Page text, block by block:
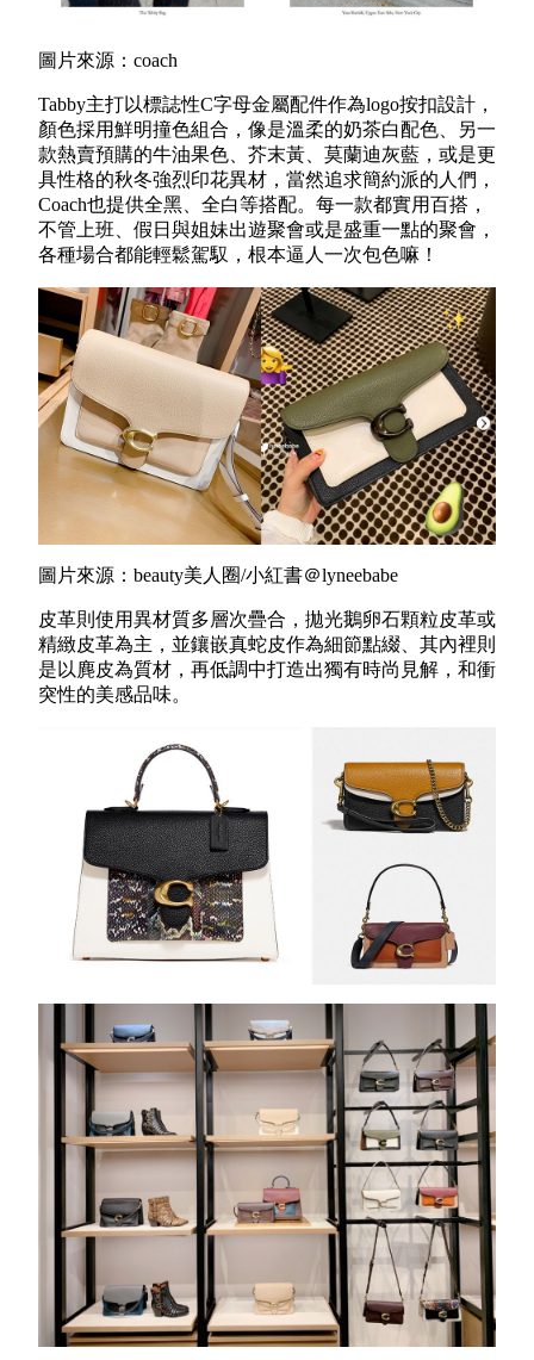
圖片來源：coach
Tabby主打以標誌性C字母金屬配件作為logo按扣設計，
顏色採用鮮明撞色組合，像是溫柔的奶茶白配色、另一
款熱賣預購的牛油果色、芥末黃、莫蘭迪灰藍，或是更
具性格的秋冬強烈印花異材，當然追求簡約派的人們，
Coach也提供全黑、全白等搭配。每一款都實用百搭，
不管上班、假日與姐妹出遊聚會或是盛重一點的聚會，
各種場合都能輕鬆駕馭，根本逼人一次包色嘛！
圖片來源：beauty美人圈/小紅書＠lyneebabe
皮革則使用異材質多層次疊合，拋光鵝卵石顆粒皮革或
精緻皮革為主，並鑲嵌真蛇皮作為細節點綴、其內裡則
是以麂皮為質材，再低調中打造出獨有時尚見解，和衝
突性的美感品味。